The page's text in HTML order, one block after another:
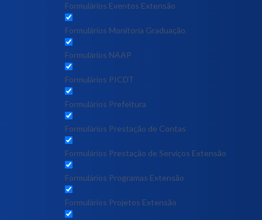
Formulários Eventos Extensão
Formulários Monitoria Graduação
Formulários NAAP
Formulários PICDT
Formulários Prefeitura
Formulários Prestação de Contas
Formulários Prestação de Serviços Extensão
Formulários Programas Extensão
Formulários Projetos Extensão